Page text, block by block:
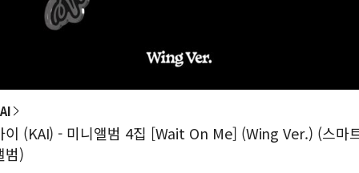
이 (KAI) - 미니앨범 4집 [Wait On Me] (Wing Ver.) (스마
범)